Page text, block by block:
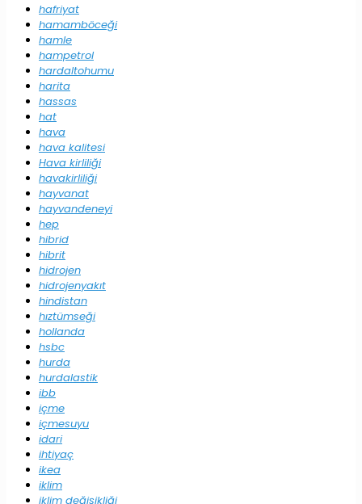
hafriyat
hamamböceği
hamle
hampetrol
hardaltohumu
harita
hassas
hat
hava
hava kalitesi
Hava kirliliği
havakirliliği
hayvanat
hayvandeneyi
hep
hibrid
hibrit
hidrojen
hidrojenyakıt
hindistan
hıztümseği
hollanda
hsbc
hurda
hurdalastik
ibb
içme
içmesuyu
idari
ihtiyaç
ikea
iklim
iklim değişikliği